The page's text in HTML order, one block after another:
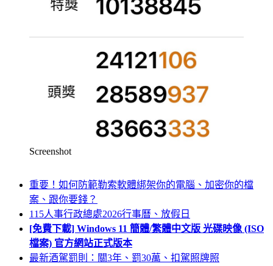
Screenshot
重要！如何防範勒索軟體綁架你的電腦、加密你的檔
案、跟你要錢？
115人事行政總處2026行事曆、放假日
[免費下載] Windows 11 簡體/繁體中文版 光碟映像 (ISO
檔案) 官方網站正式版本
最新酒駕罰則：關3年、罰30萬、扣駕照牌照